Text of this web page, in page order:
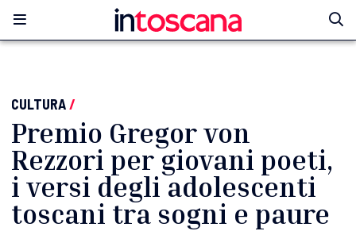
CULTURA/
Premio Gregor von
Rezzori per giovani poeti,
i versi degli adolescenti
toscani tra sogni e paure